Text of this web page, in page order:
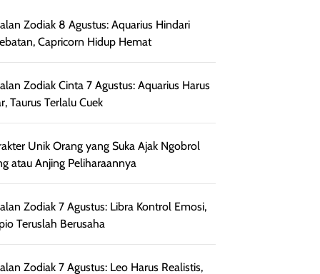
Zodiak 8 Agustus: Aquarius Hindari
Capricorn Hidup Hemat
Zodiak Cinta 7 Agustus: Aquarius Harus
Taurus Terlalu Cuek
Unik Orang yang Suka Ajak Ngobrol
atau Anjing Peliharaannya
Zodiak 7 Agustus: Libra Kontrol Emosi,
Teruslah Berusaha
Zodiak 7 Agustus: Leo Harus Realistis,